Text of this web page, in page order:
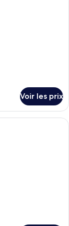
Voir les prix
recouvert d’une